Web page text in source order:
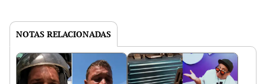
NOTAS RELACIONADAS